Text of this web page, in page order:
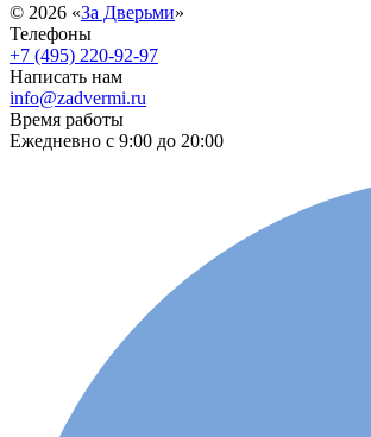
© 2026 «За Дверьми»
Телефоны
+7 (495) 220-92-97
Написать нам
info@zadvermi.ru
Время работы
Ежедневно с 9:00 до 20:00